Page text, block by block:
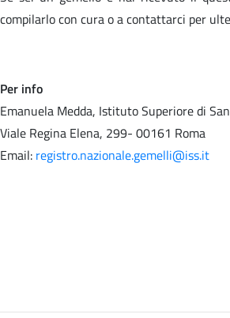
compilarlo con cura o a contattarci per
Per info
Emanuela Medda, Istituto Superiore di
Viale Regina Elena, 299- 00161 Roma
Email: registro.nazionale.gemelli@iss.it